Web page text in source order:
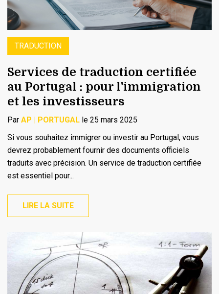
TRADUCTION
Services de traduction certifiée
au Portugal : pour l'immigration
et les investisseurs
Par AP | PORTUGAL le 25 mars 2025
Si vous souhaitez immigrer ou investir au Portugal, vous
devrez probablement fournir des documents officiels
traduits avec précision. Un service de traduction certifiée
est essentiel pour...
LIRE LA SUITE